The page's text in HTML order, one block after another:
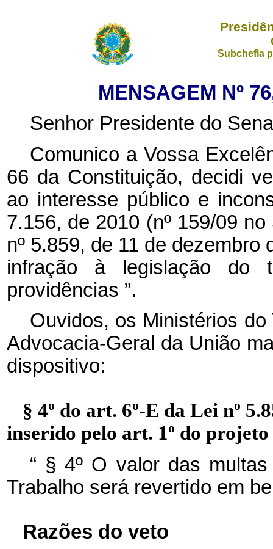
Subchefia
MENSAGEM Nº
Senhor Presidente do
Comunico a Vossa
66 da Constituição, decidi
ao interesse público e
7.156, de 2010 (nº 159/09 no
nº 5.859, de 11 de
infração à legislação do
providências ”.
Ouvidos, os Ministérios
Advocacia-Geral da União
dispositivo:
§ 4º do art. 6º-E da Lei nº
inserido pelo art. 1º do
“ § 4º O valor das
Trabalho será revertido em
Razões do veto